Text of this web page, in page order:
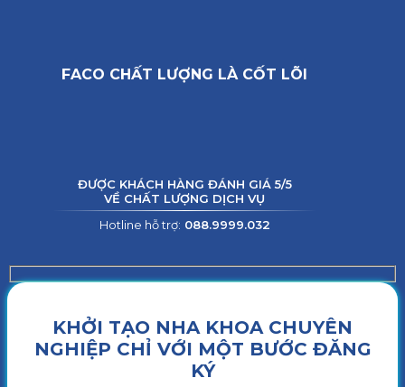
FACO CHẤT LƯỢNG LÀ CỐT LÕI
ĐƯỢC KHÁCH HÀNG ĐÁNH GIÁ 5/5
VỀ CHẤT LƯỢNG DỊCH VỤ
Hotline hỗ trợ: 088.9999.032
KHỞI TẠO NHA KHOA CHUYÊN
NGHIỆP CHỈ VỚI MỘT BƯỚC ĐĂNG
KÝ